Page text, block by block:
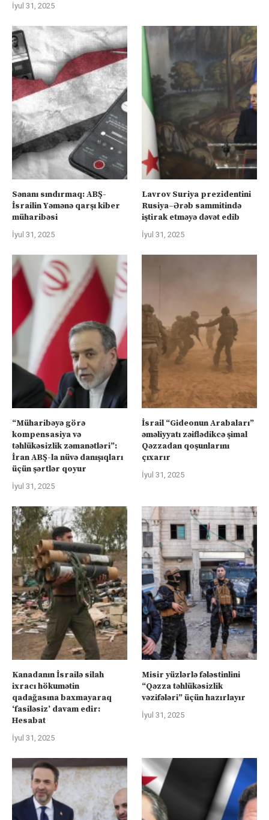
İyul 31, 2025
Sənanı sındırmaq: ABŞ-
İsrailin Yəmənə qarşı kiber
müharibəsi
İyul 31, 2025
Lavrov Suriya prezidentini
Rusiya–Ərəb sammitində
iştirak etməyə dəvət edib
İyul 31, 2025
“Müharibəyə görə
kompensasiya və
təhlükəsizlik zəmanətləri”:
İran ABŞ-la nüvə danışıqları
üçün şərtlər qoyur
İyul 31, 2025
İsrail “Gideonun Arabaları”
əməliyyatı zəiflədikcə şimal
Qəzzadan qoşunlarını
çıxarır
İyul 31, 2025
Kanadanın İsrailə silah
ixracı hökumətin
qadağasına baxmayaraq
‘fasiləsiz’ davam edir:
Hesabat
İyul 31, 2025
Misir yüzlərlə fələstinlini
“Qəzza təhlükəsizlik
vəzifələri” üçün hazırlayır
İyul 31, 2025